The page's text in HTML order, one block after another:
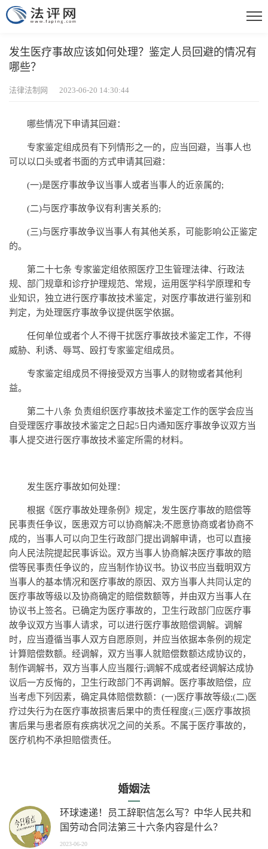
发生医疗事故应该如何处理？鉴定人员回避的情况有
哪些？
法律法制网 2023-06-20 14:30:44
哪些情况下申请其回避：
专家鉴定组成员有下列情形之一的，应当回避，当事人也
可以以口头或者书面的方式申请其回避：
(一)是医疗事故争议当事人或者当事人的近亲属的;
(二)与医疗事故争议有利害关系的;
(三)与医疗事故争议当事人有其他关系，可能影响公正鉴定
的。
第二十七条 专家鉴定组依照医疗卫生管理法律、行政法
规、部门规章和诊疗护理规范、常规，运用医学科学原理和专
业知识，独立进行医疗事故技术鉴定，对医疗事故进行鉴别和
判定，为处理医疗事故争议提供医学依据。
任何单位或者个人不得干扰医疗事故技术鉴定工作，不得
威胁、利诱、辱骂、殴打专家鉴定组成员。
专家鉴定组成员不得接受双方当事人的财物或者其他利
益。
第二十八条 负责组织医疗事故技术鉴定工作的医学会应当
自受理医疗事故技术鉴定之日起5日内通知医疗事故争议双方当
事人提交进行医疗事故技术鉴定所需的材料。
发生医疗事故如何处理：
根据《医疗事故处理条例》规定，发生医疗事故的赔偿等
民事责任争议，医患双方可以协商解决;不愿意协商或者协商不
成的，当事人可以向卫生行政部门提出调解申请，也可以直接
向人民法院提起民事诉讼。双方当事人协商解决医疗事故的赔
偿等民事责任争议的，应当制作协议书。协议书应当载明双方
当事人的基本情况和医疗事故的原因、双方当事人共同认定的
医疗事故等级以及协商确定的赔偿数额等，并由双方当事人在
协议书上签名。已确定为医疗事故的，卫生行政部门应医疗事
故争议双方当事人请求，可以进行医疗事故赔偿调解。调解
时，应当遵循当事人双方自愿原则，并应当依据本条例的规定
计算赔偿数额。经调解，双方当事人就赔偿数额达成协议的，
制作调解书，双方当事人应当履行;调解不成或者经调解达成协
议后一方反悔的，卫生行政部门不再调解。医疗事故赔偿，应
当考虑下列因素，确定具体赔偿数额：(一)医疗事故等级;(二)医
疗过失行为在医疗事故损害后果中的责任程度;(三)医疗事故损
害后果与患者原有疾病状况之间的关系。不属于医疗事故的，
医疗机构不承担赔偿责任。
婚姻法
环球速递！员工辞职信怎么写？中华人民共和
国劳动合同法第三十六条内容是什么？
2023-06-20